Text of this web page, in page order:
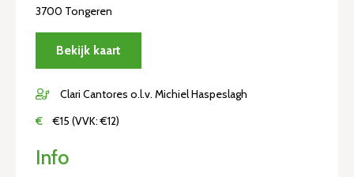
3700 Tongeren
Bekijk kaart
Clari Cantores o.l.v. Michiel Haspeslagh
€
€15 (VVK: €12)
Info